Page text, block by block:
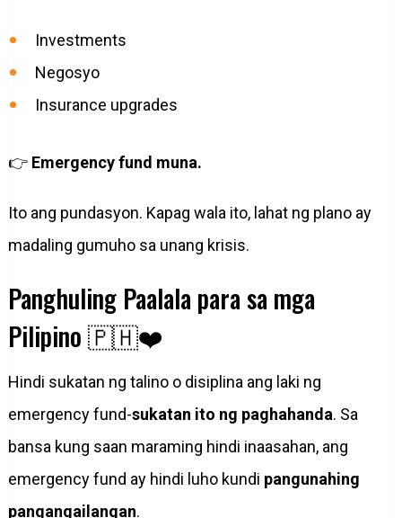
Investments
Negosyo
Insurance upgrades
👉 Emergency fund muna.
Ito ang pundasyon. Kapag wala ito, lahat ng plano ay
madaling gumuho sa unang krisis.
Panghuling Paalala para sa mga
Pilipino 🇵🇭❤️
Hindi sukatan ng talino o disiplina ang laki ng
emergency fund-sukatan ito ng paghahanda. Sa
bansa kung saan maraming hindi inaasahan, ang
emergency fund ay hindi luho kundi pangunahing
pangangailangan.